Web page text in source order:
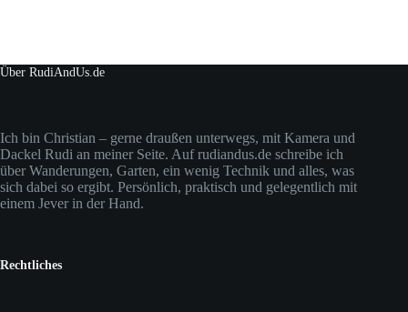
Über RudiAndUs.de
Ich bin Christian – gerne draußen unterwegs, mit Kamera und
Dackel Rudi an meiner Seite. Auf rudiandus.de schreibe ich
über Wanderungen, Garten, ein wenig Technik und alles, was
sich dabei so ergibt. Persönlich, praktisch und gelegentlich mit
einem Jever in der Hand.
Rechtliches